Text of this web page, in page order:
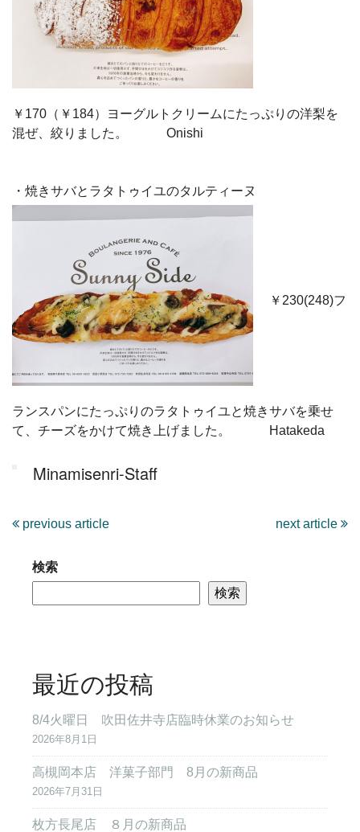
￥170（￥184）ヨーグルトクリームにたっぷりの洋梨を
混ぜ、絞りました。 Onishi
・焼きサバとラタトゥイユのタルティーヌ
￥230(248)フ
ランスパンにたっぷりのラタトゥイユと焼きサバを乗せ
て、チーズをかけて焼き上げました。 Hatakeda
Minamisenri-Staff
previous article next article
検索
検索
最近の投稿
8/4火曜日 吹田佐井寺店臨時休業のお知らせ
2026年8月1日
高槻岡本店 洋菓子部門 8月の新商品
2026年7月31日
枚方長尾店 ８月の新商品